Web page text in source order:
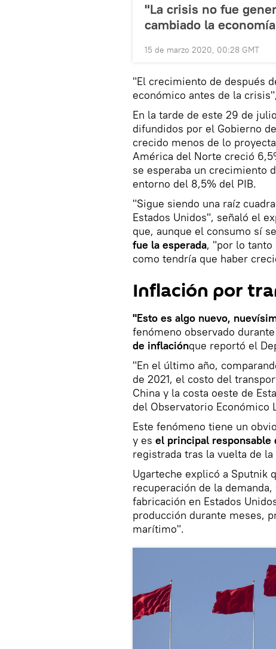
"La crisis no fue
cambiado la
15 de marzo 2020, 00:28 GMT
"El crecimiento de después
económico antes de la
En la tarde de este 29 de
difundidos por el Gobierno
crecido menos de lo
América del Norte creció
se esperaba un crecimiento
entorno del 8,5% del PIB.
"Sigue siendo una raíz
Estados Unidos", señaló el
que, aunque el consumo sí
fue la esperada, "por lo tanto
como tendría que haber
Inflación por
"Esto es algo nuevo,
fenómeno observado
de inflaciónque reportó el
"En el último año,
de 2021, el costo del
China y la costa oeste de
del Observatorio Económico
Este fenómeno tiene un
y es el principal responsable
registrada tras la vuelta de
Ugarteche explicó a Sputnik
recuperación de la
fabricación en Estados
producción durante meses,
marítimo".